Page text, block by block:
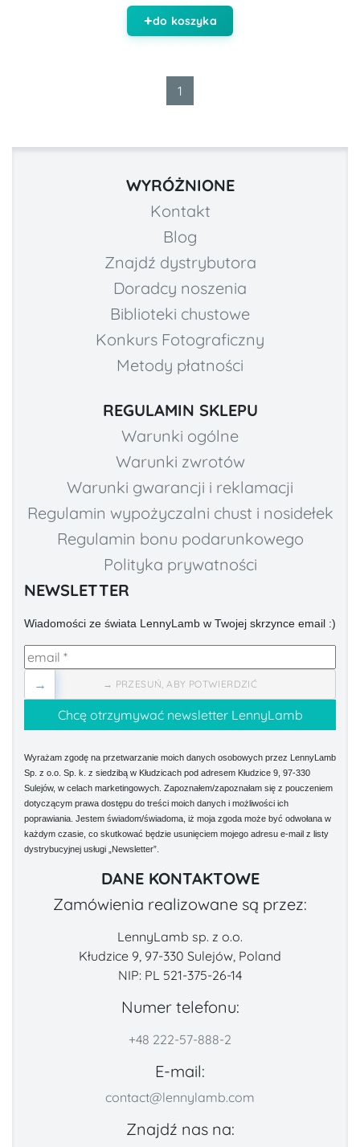
do koszyka
1
WYRÓŻNIONE
Kontakt
Blog
Znajdź dystrybutora
Doradcy noszenia
Biblioteki chustowe
Konkurs Fotograficzny
Metody płatności
REGULAMIN SKLEPU
Warunki ogólne
Warunki zwrotów
Warunki gwarancji i reklamacji
Regulamin wypożyczalni chust i nosidełek
Regulamin bonu podarunkowego
Polityka prywatności
NEWSLETTER
Wiadomości ze świata LennyLamb w Twojej skrzynce email :)
→ PRZESUŃ, ABY POTWIERDZIĆ
→
Wyrażam zgodę na przetwarzanie moich danych osobowych przez LennyLamb
Sp. z o.o. Sp. k. z siedzibą w Kłudzicach pod adresem Kłudzice 9, 97-330
Sulejów, w celach marketingowych. Zapoznałem/zapoznałam się z pouczeniem
dotyczącym prawa dostępu do treści moich danych i możliwości ich
poprawiania. Jestem świadom/świadoma, iż moja zgoda może być odwołana w
każdym czasie, co skutkować będzie usunięciem mojego adresu e-mail z listy
dystrybucyjnej usługi „Newsletter”.
DANE KONTAKTOWE
Zamówienia realizowane są przez:
LennyLamb sp. z o.o.
Kłudzice 9, 97-330 Sulejów, Poland
NIP: PL 521-375-26-14
Numer telefonu:
+48 222-57-888-2
E-mail:
contact@lennylamb.com
Znajdź nas na: